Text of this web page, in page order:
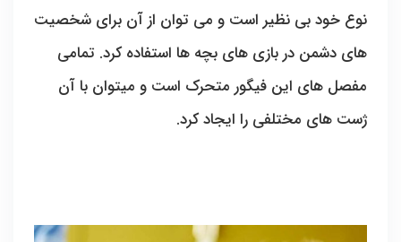
نوع خود بی نظیر است و می توان از آن برای شخصیت
های دشمن در بازی های بچه ها استفاده کرد. تمامی
مفصل های این فیگور متحرک است و میتوان با آن
ژست های مختلفی را ایجاد کرد.